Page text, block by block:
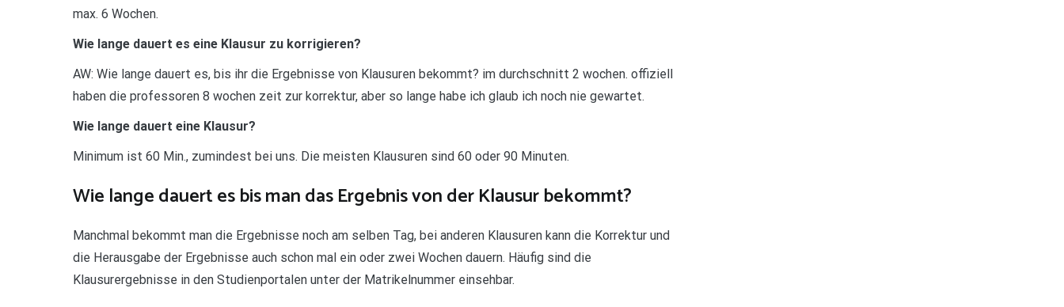
max. 6 Wochen.
Wie lange dauert es eine Klausur zu korrigieren?
AW: Wie lange dauert es, bis ihr die Ergebnisse von Klausuren bekommt? im durchschnitt 2 wochen. offiziell
haben die professoren 8 wochen zeit zur korrektur, aber so lange habe ich glaub ich noch nie gewartet.
Wie lange dauert eine Klausur?
Minimum ist 60 Min., zumindest bei uns. Die meisten Klausuren sind 60 oder 90 Minuten.
Wie lange dauert es bis man das Ergebnis von der Klausur bekommt?
Manchmal bekommt man die Ergebnisse noch am selben Tag, bei anderen Klausuren kann die Korrektur und
die Herausgabe der Ergebnisse auch schon mal ein oder zwei Wochen dauern. Häufig sind die
Klausurergebnisse in den Studienportalen unter der Matrikelnummer einsehbar.